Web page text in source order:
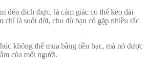
đến đích thực, là cảm giác có thể kéo dài
chí là suốt đời, cho dù bạn có gặp nhiều rắc
không thể mua bằng tiền bạc, mà nó được
của mỗi người.